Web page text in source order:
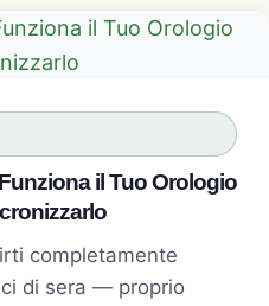
il Tuo Orologio
completamente
di sera — proprio